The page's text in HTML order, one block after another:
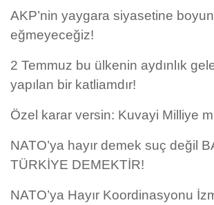
AKP’nin yaygara siyasetine boyun
eğmeyeceğiz!
2 Temmuz bu ülkenin aydınlık
yapılan bir katliamdır!
Özel karar versin: Kuvayi Milliye
NATO’ya hayır demek suç değil
TÜRKİYE DEMEKTİR!
NATO’ya Hayır Koordinasyonu